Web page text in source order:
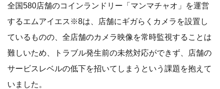
全国580店舗のコインランドリー「マンマチャオ」を運営
するエムアイエス※8は、店舗にギガらくカメラを設置し
ているものの、全店舗のカメラ映像を常時監視することは
難しいため、トラブル発生前の未然対応ができず、店舗の
サービスレベルの低下を招いてしまうという課題を抱えて
いました。